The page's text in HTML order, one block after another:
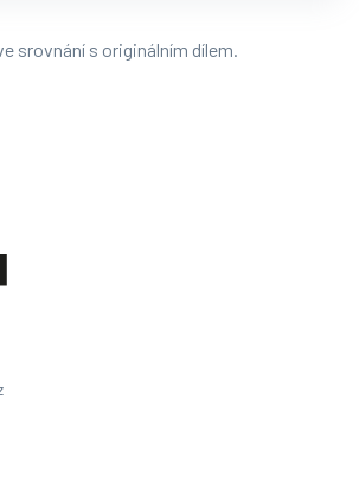
srovnání s originálním dílem.